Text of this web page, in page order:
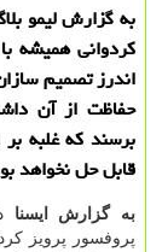
به گزارش لیمو
کردوانی همیشه
اندرز تصمیم
حفاظت از آن
برسند که غلبه
قابل حل نخواهد
به گزارش ایسنا
پروفسور پرویز